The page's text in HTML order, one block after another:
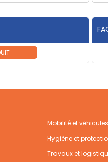
Mobilité et véhicules
Hygiène et
Travaux et